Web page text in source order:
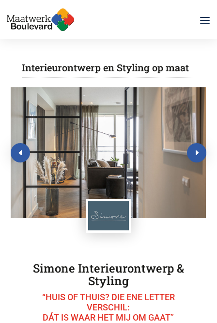
Interieurontwerp en Styling op maat
Simone Interieurontwerp &
Styling
“HUIS OF THUIS? DIE ENE LETTER
VERSCHIL:
DÁT IS WAAR HET MIJ OM GAAT”